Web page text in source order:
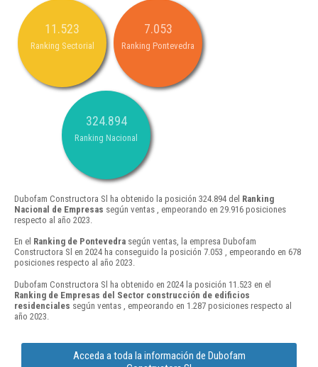
11.523
Ranking Sectorial
7.053
Ranking Pontevedra
324.894
Ranking Nacional
Dubofam Constructora Sl ha obtenido la posición 324.894 del Ranking
Nacional de Empresas según ventas , empeorando en 29.916 posiciones
respecto al año 2023.
En el Ranking de Pontevedra según ventas, la empresa Dubofam
Constructora Sl en 2024 ha conseguido la posición 7.053 , empeorando en 678
posiciones respecto al año 2023.
Dubofam Constructora Sl ha obtenido en 2024 la posición 11.523 en el
Ranking de Empresas del Sector construcción de edificios
residenciales según ventas , empeorando en 1.287 posiciones respecto al
año 2023.
Acceda a toda la información de Dubofam